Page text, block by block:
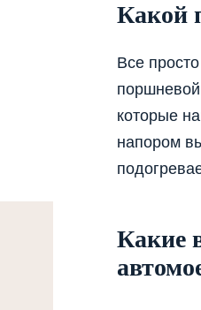
Какой
Все
которые
напором
Какие